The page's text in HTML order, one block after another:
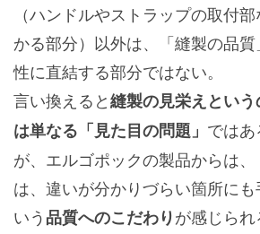
（ハンドルやストラップの取付
かる部分）以外は、「縫製の品
性に直結する部分ではない。
言い換えると縫製の見栄えとい
は単なる「見た目の問題」 ではあ
が、エルゴポックの製品からは
は、違いが分かりづらい箇所に
いう品質へのこだわりが感じられ